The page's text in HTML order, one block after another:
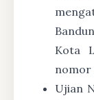
Kota
nomor
Ujian